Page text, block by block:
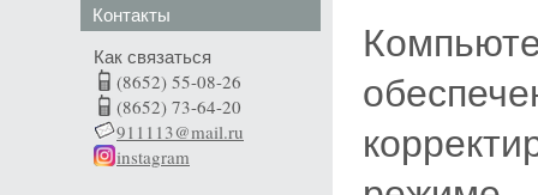
Контакты
Как связаться
(8652) 55-08-26
(8652) 73-64-20
911113@mail.ru
instagram